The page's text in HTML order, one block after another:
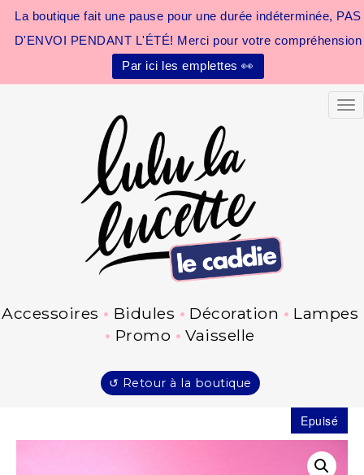
La boutique fait une pause pour une durée indéterminée, PAS
D'ENVOI PENDANT L'ÉTÉ! Merci pour votre compréhension
Par ici les emplettes 👀
Accessoires Bidules Décoration
Lampes
Promo
Vaisselle
↺ Retour à la boutique
Epuisé